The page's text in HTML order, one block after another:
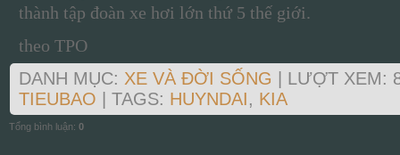
thành tập đoàn xe hơi lớn thứ 5 thế giới.
theo TPO
DANH MỤC: XE VÀ ĐỜI SỐNG LƯỢT XEM:
TIEUBAO
TAGS: HUYNDAI, KIA
Tổng bình luận: 0